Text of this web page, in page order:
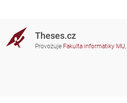
Theses.cz
Provozuje Fakulta informatiky MU,